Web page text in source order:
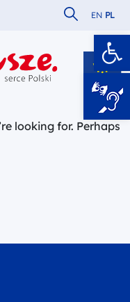
Szukaj w
EN PL
looking for. Perhaps